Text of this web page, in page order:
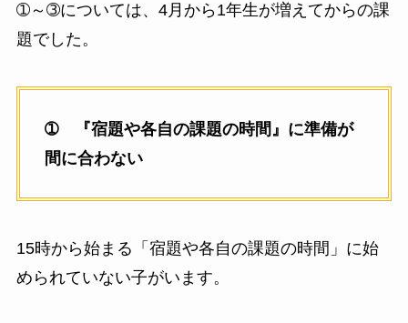
➀～➂については、4月から1年生が増えてからの課
題でした。
➀ 『宿題や各自の課題の時間』に準備が
間に合わない
15時から始まる「宿題や各自の課題の時間」に始
められていない子がいます。